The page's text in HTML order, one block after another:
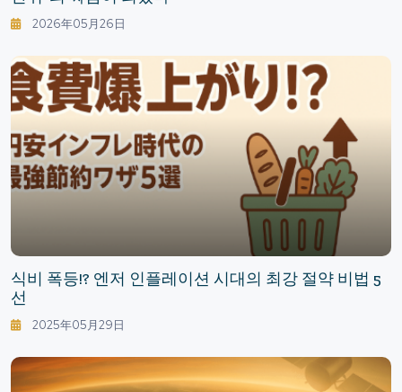
2026年05月26日
식비 폭등!? 엔저 인플레이션 시대의 최강 절약 비법 5
선
2025年05月29日